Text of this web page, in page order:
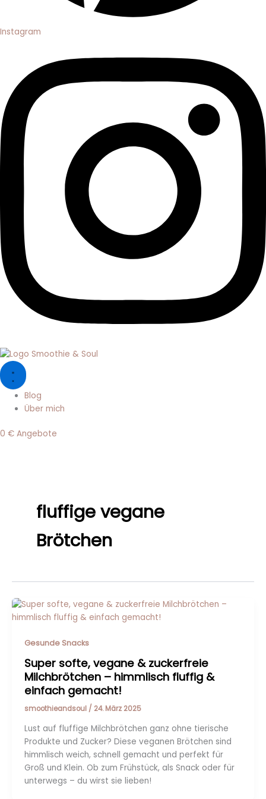
Instagram
Blog
Über mich
0 € Angebote
fluffige vegane
Brötchen
Gesunde Snacks
Super softe, vegane & zuckerfreie
Milchbrötchen – himmlisch fluffig &
einfach gemacht!
smoothieandsoul / 24. März 2025
Lust auf fluffige Milchbrötchen ganz ohne tierische
Produkte und Zucker? Diese veganen Brötchen sind
himmlisch weich, schnell gemacht und perfekt für
Groß und Klein. Ob zum Frühstück, als Snack oder für
unterwegs – du wirst sie lieben!